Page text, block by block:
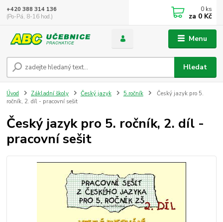
Menu
Hledat
+420 388 314 136
(Po-Pá, 8-16 hod.)
0 ks
za 0 Kč
Úvod Základní školy Český jazyk 5.ročník
Český jazyk pro 5.
ročník, 2. díl - pracovní sešit
Český jazyk pro 5. ročník, 2. díl -
pracovní sešit